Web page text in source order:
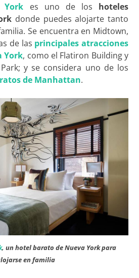
York es uno de los hoteles
donde puedes alojarte tanto
Se encuentra en Midtown,
de las principales atracciones
York, como el Flatiron Building y
y se considera uno de los
de Manhattan.
, un hotel barato de Nueva York para
en familia